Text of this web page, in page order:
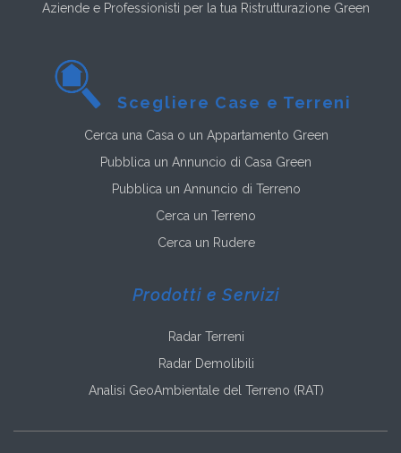
Aziende e Professionisti per la tua Ristrutturazione Green
Scegliere Case e Terreni
Cerca una Casa o un Appartamento Green
Pubblica un Annuncio di Casa Green
Pubblica un Annuncio di Terreno
Cerca un Terreno
Cerca un Rudere
Prodotti e Servizi
Radar Terreni
Radar Demolibili
Analisi GeoAmbientale del Terreno (RAT)